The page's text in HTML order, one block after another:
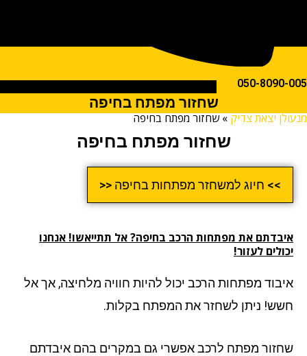
050-
שחזור מפתח בחיפה
יצאת צדיק»שחזור מפתח בחיפה
שחזור מפתח בחיפה
>> חיוג למשחזר מפתחות בחיפה <<
את מפתחות הרכב בחיפה? אל תתייאשו! אנחנו
לעזור!
מפתחות הרכב יכול להיות חוויה מלחיצה, אך אל
ניתן לשחזר את המפתח בקלות.
מפתח לרכב אפשרי גם במקרים בהם איבדתם